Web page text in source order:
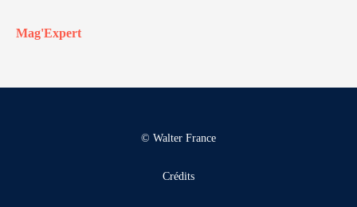
Mag'Expert
© Walter France
Crédits